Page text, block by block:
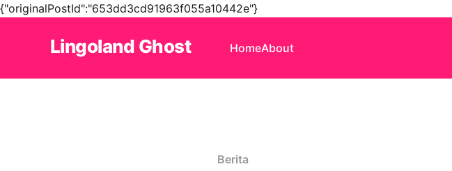
{"originalPostId":"653dd3cd91963f055a10442e"}
Lingoland Ghost HomeAbout
Berita